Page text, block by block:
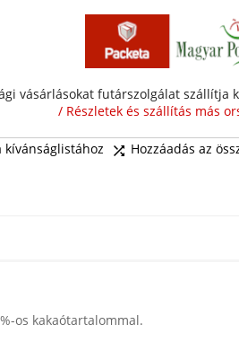
vásárlásokat futárszolgálat szállítja
/ Részletek és szállítás más
kívánságlistához  Hozzáadás az
os kakaótartalommal.